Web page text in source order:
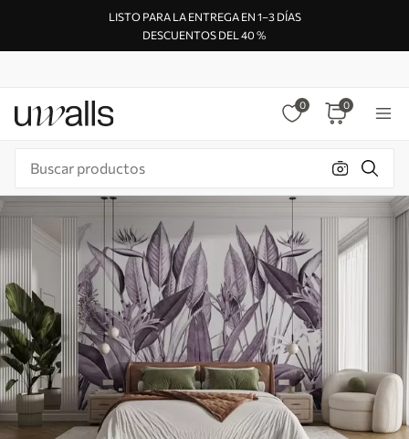
LISTO PARA LA ENTREGA EN 1–3 DÍAS
DESCUENTOS DEL 40 %
0 0